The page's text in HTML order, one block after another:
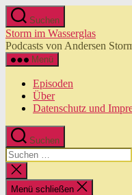
Zum
Inhalt
springen
Suchen
Storm im Wasserglas
Podcasts von Andersen
Menü
Episoden
Über
Datenschutz und
Suchen
Suchen
nach:
Suche
schließen
Menü schließen